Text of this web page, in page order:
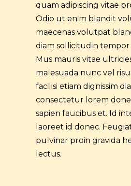
quam adipiscing vitae
Odio ut enim blandit
maecenas volutpat
diam sollicitudin tempor
Mus mauris vitae
malesuada nunc vel
facilisi etiam dignissim
consectetur lorem
sapien faucibus et. Id
laoreet id donec.
pulvinar proin gravida
lectus.